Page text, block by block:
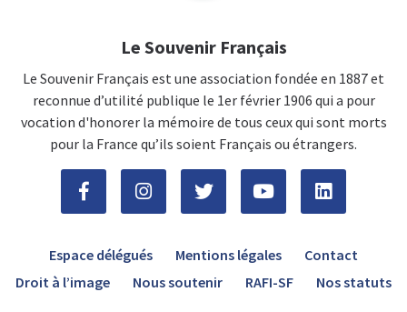
Le Souvenir Français
Le Souvenir Français est une association fondée en 1887 et
reconnue d’utilité publique le 1er février 1906 qui a pour
vocation d'honorer la mémoire de tous ceux qui sont morts
pour la France qu’ils soient Français ou étrangers.
Espace délégués Mentions légales
Contact
Droit à l’image
Nous soutenir RAFI-SF Nos statuts